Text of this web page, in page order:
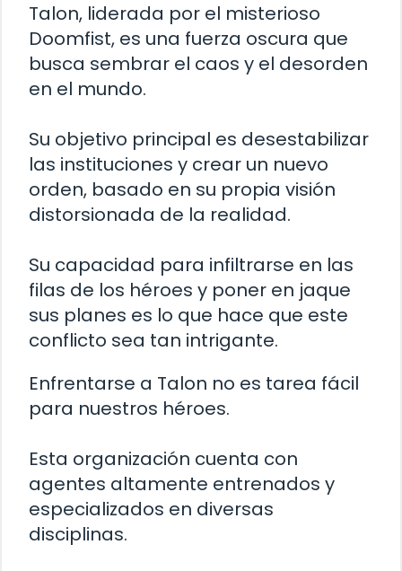
Talon, liderada por el misterioso
Doomfist, es una fuerza oscura que
busca sembrar el caos y el desorden
en el mundo.
Su objetivo principal es desestabilizar
las instituciones y crear un nuevo
orden, basado en su propia visión
distorsionada de la realidad.
Su capacidad para infiltrarse en las
filas de los héroes y poner en jaque
sus planes es lo que hace que este
conflicto sea tan intrigante.
Enfrentarse a Talon no es tarea fácil
para nuestros héroes.
Esta organización cuenta con
agentes altamente entrenados y
especializados en diversas
disciplinas.